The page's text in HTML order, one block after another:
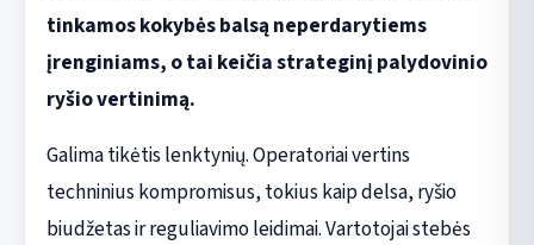
tinkamos kokybės balsą neperdarytiems
įrenginiams, o tai keičia strateginį palydovinio
ryšio vertinimą.
Galima tikėtis lenktynių. Operatoriai vertins
techninius kompromisus, tokius kaip delsa, ryšio
biudžetas ir reguliavimo leidimai. Vartotojai stebės